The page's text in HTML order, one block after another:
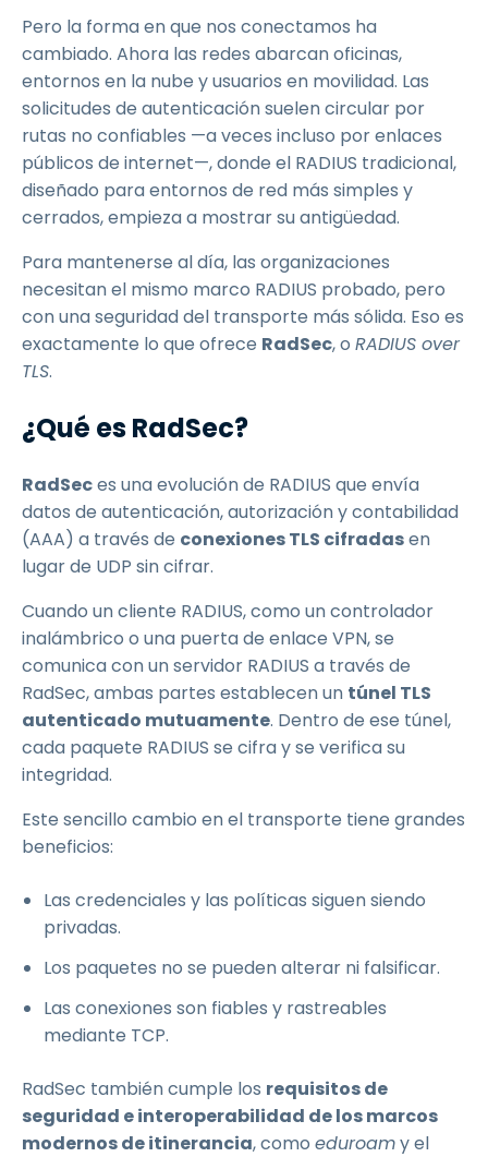
Pero la forma en que nos conectamos ha
cambiado. Ahora las redes abarcan oficinas,
entornos en la nube y usuarios en movilidad. Las
solicitudes de autenticación suelen circular por
rutas no confiables —a veces incluso por enlaces
públicos de internet—, donde el RADIUS tradicional,
diseñado para entornos de red más simples y
cerrados, empieza a mostrar su antigüedad.
Para mantenerse al día, las organizaciones
necesitan el mismo marco RADIUS probado, pero
con una seguridad del transporte más sólida. Eso es
exactamente lo que ofrece RadSec, o RADIUS over
TLS.
¿Qué es RadSec?
RadSeces una evolución de RADIUS que envía
datos de autenticación, autorización y contabilidad
(AAA) a través de conexiones TLS cifradasen
lugar de UDP sin cifrar.
Cuando un cliente RADIUS, como un controlador
inalámbrico o una puerta de enlace VPN, se
comunica con un servidor RADIUS a través de
RadSec, ambas partes establecen un túnel TLS
autenticado mutuamente. Dentro de ese túnel,
cada paquete RADIUS se cifra y se verifica su
integridad.
Este sencillo cambio en el transporte tiene grandes
beneficios:
Las credenciales y las políticas siguen siendo
privadas.
Los paquetes no se pueden alterar ni falsificar.
Las conexiones son fiables y rastreables
mediante TCP.
RadSec también cumple los requisitos de
seguridad e interoperabilidad de los marcos
modernos de itinerancia, como eduroamy el